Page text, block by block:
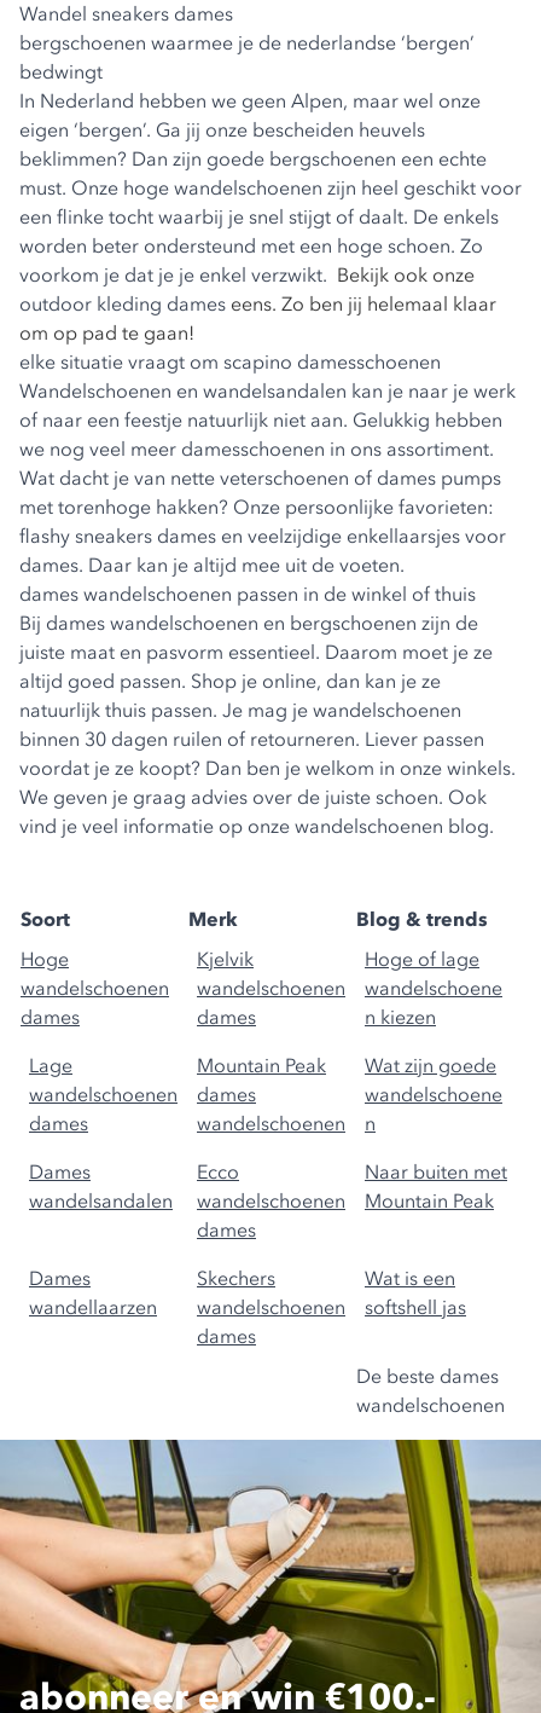
Wandel sneakers dames
bergschoenen waarmee je de nederlandse ‘bergen’
bedwingt
In Nederland hebben we geen Alpen, maar wel onze
eigen ‘bergen’. Ga jij onze bescheiden heuvels
beklimmen? Dan zijn goede bergschoenen een echte
must. Onze hoge wandelschoenen zijn heel geschikt voor
een flinke tocht waarbij je snel stijgt of daalt. De enkels
worden beter ondersteund met een hoge schoen. Zo
voorkom je dat je je enkel verzwikt. Bekijk ook onze
outdoor kleding dames eens. Zo ben jij helemaal klaar
om op pad te gaan!
elke situatie vraagt om scapino damesschoenen
Wandelschoenen en wandelsandalen kan je naar je werk
of naar een feestje natuurlijk niet aan. Gelukkig hebben
we nog veel meer damesschoenen in ons assortiment.
Wat dacht je van nette veterschoenen of dames pumps
met torenhoge hakken? Onze persoonlijke favorieten:
flashy sneakers dames en veelzijdige enkellaarsjes voor
dames. Daar kan je altijd mee uit de voeten.
dames wandelschoenen passen in de winkel of thuis
Bij dames wandelschoenen en bergschoenen zijn de
juiste maat en pasvorm essentieel. Daarom moet je ze
altijd goed passen. Shop je online, dan kan je ze
natuurlijk thuis passen. Je mag je wandelschoenen
binnen 30 dagen ruilen of retourneren. Liever passen
voordat je ze koopt? Dan ben je welkom in onze winkels.
We geven je graag advies over de juiste schoen. Ook
vind je veel informatie op onze wandelschoenen blog.
Soort Merk
Blog & trends
Hoge
wandelschoenen
dames
Kjelvik
wandelschoenen
dames
Hoge of lage
wandelschoene
n kiezen
Lage
wandelschoenen
dames
Mountain Peak
dames
wandelschoenen
Wat zijn goede
wandelschoene
n
Dames
wandelsandalen
Ecco
wandelschoenen
dames
Naar buiten met
Mountain Peak
Dames
wandellaarzen
Skechers
wandelschoenen
dames
Wat is een
softshell jas
De beste dames
wandelschoenen
abonneer en win €100.-